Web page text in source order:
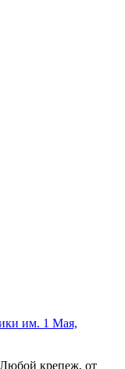
им. 1 Мая,
крепеж, от